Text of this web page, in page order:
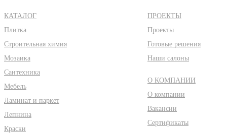
КАТАЛОГ
Плитка
Строительная химия
Мозаика
Сантехника
Мебель
Ламинат и паркет
Лепнина
Краски
ПРОЕКТЫ
Проекты
Готовые решения
Наши салоны
О КОМПАНИИ
О компании
Вакансии
Сертификаты